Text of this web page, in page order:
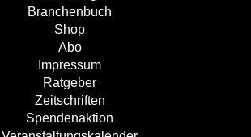
Branchenbuch
Shop
Abo
Impressum
Ratgeber
Zeitschriften
Spendenaktion